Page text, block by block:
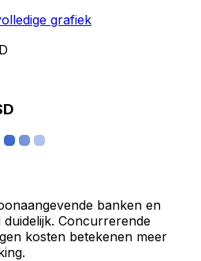
grafiek
banken en
Concurrerende
kosten betekenen meer